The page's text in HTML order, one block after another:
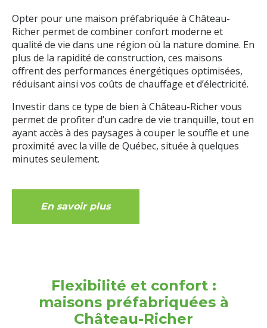
Opter pour une maison préfabriquée à Château-
Richer permet de combiner confort moderne et
qualité de vie dans une région où la nature domine. En
plus de la rapidité de construction, ces maisons
offrent des performances énergétiques optimisées,
réduisant ainsi vos coûts de chauffage et d’électricité.
Investir dans ce type de bien à Château-Richer vous
permet de profiter d’un cadre de vie tranquille, tout en
ayant accès à des paysages à couper le souffle et une
proximité avec la ville de Québec, située à quelques
minutes seulement.
En savoir plus
Flexibilité et confort :
maisons préfabriquées à
Château-Richer